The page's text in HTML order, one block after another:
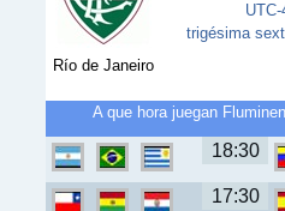
Río de Janeiro
UTC-
trigésima
A que hora juegan
18:30
17:30